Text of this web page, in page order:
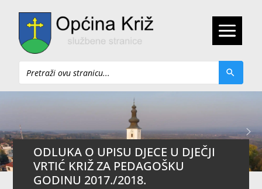
Pretraži
ODLUKA O UPISU DJECE U DJEČJI
VRTIĆ KRIŽ ZA PEDAGOŠKU
GODINU 2017./2018.